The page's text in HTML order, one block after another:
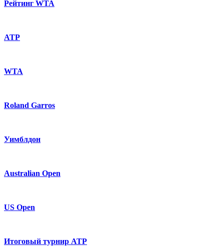
Рейтинг WTA
ATP
WTA
Roland Garros
Уимблдон
Australian Open
US Open
Итоговый турнир ATP